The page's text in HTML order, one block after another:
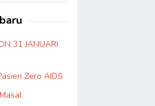
31 JANUARI
Zero AIDS